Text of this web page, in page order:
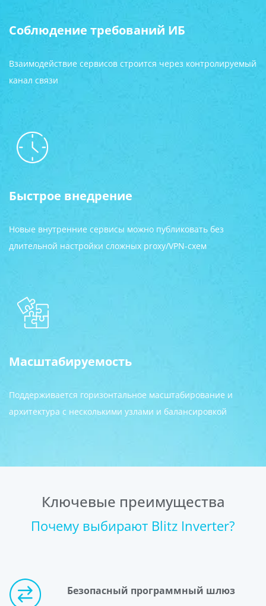
Соблюдение требований ИБ
Взаимодействие сервисов строится через контролируемый
канал связи
Быстрое внедрение
Новые внутренние сервисы можно публиковать без
длительной настройки сложных proxy/VPN-схем
Масштабируемость
Поддерживается горизонтальное масштабирование и
архитектура с несколькими узлами и балансировкой
Ключевые преимущества
Почему выбирают Blitz Inverter?
Безопасный программный шлюз